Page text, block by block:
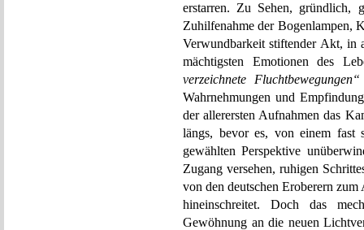
erstarren. Zu Sehen, gründlich,
Zuhilfenahme der Bogenlampen,
Verwundbarkeit stiftender Akt, in
mächtigsten Emotionen des
verzeichnete Fluchtbewegungen“
Wahrnehmungen und
der allerersten Aufnahmen das
längs, bevor es, von einem fast
gewählten Perspektive
Zugang versehen, ruhigen
von den deutschen Eroberern
hineinschreitet. Doch das
Gewöhnung an die neuen